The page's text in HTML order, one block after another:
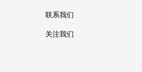
联系我们
关注我们